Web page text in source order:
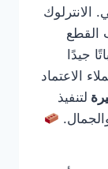
الانترلوك
القطع
جيدًا
الاعتماد
لتنفيذ